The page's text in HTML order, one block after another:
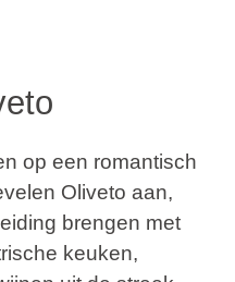
op een romantisch
Oliveto aan,
brengen met
keuken,